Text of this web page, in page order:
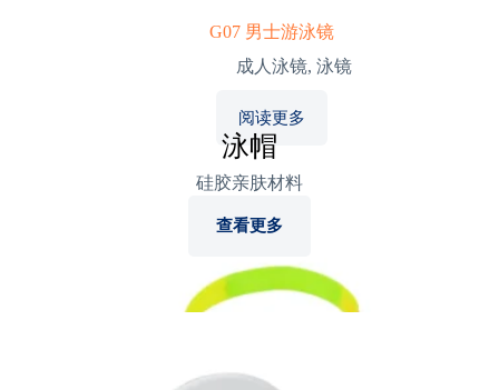
G07 男士游泳镜
成人泳镜, 泳镜
阅读更多
泳帽
硅胶亲肤材料
查看更多